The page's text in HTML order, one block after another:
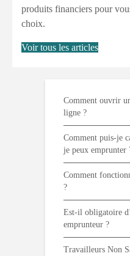
produits financiers pour
choix.
Voir tous les articles
Comment ouvrir
ligne ?
Comment puis-je
je peux emprunter
Comment
?
Est-il obligatoire
emprunteur ?
Travailleurs Non